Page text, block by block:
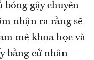
gậy chuyên
nhận ra rằng sẽ
mê khoa học và
bằng cử nhân